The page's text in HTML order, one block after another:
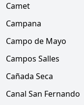
Camet
Campana
Campo de Mayo
Campos Salles
Cañada Seca
Canal San Fernando